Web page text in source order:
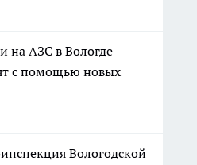
на АЗС в Вологде
с помощью новых
Вологодской